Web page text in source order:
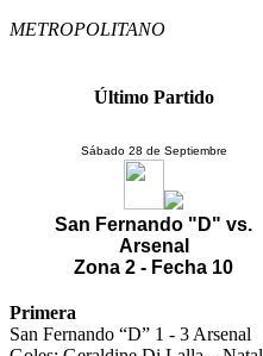
METROPOLITANO
Último Partido
Sábado 28 de Septiembre
San Fernando "D" vs.
Arsenal
Zona 2 - Fecha 10
Primera
San Fernando “D” 1 - 3 Arsenal